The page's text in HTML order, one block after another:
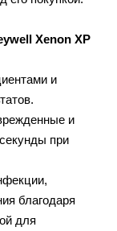
Xenon XP
и
и
при
благодаря
для